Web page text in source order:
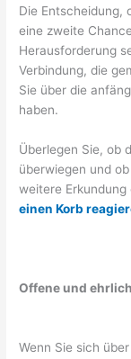
Die Entscheidung,
eine zweite
Herausforderung
Verbindung, die
Sie über die
haben.
Überlegen Sie, ob
überwiegen und
weitere
einen Korb
Offene und
Wenn Sie sich